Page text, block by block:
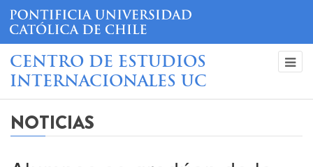
CENTRO DE ESTUDIOS
INTERNACIONALES UC
NOTICIAS